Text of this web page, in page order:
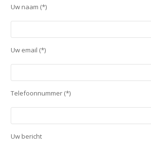
Uw naam (*)
Uw email (*)
Telefoonnummer (*)
Uw bericht